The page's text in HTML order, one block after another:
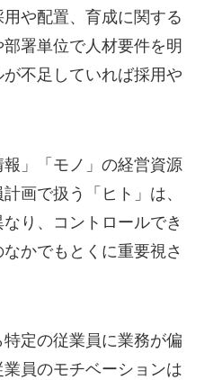
や配置、育成に関する
署単位で人材要件を明
不足していれば採用や
」「モノ」の経営資源
画で扱う「ヒト」は、
なり、コントロールでき
かでもとくに重要視さ
定の従業員に業務が偏
員のモチベーションは